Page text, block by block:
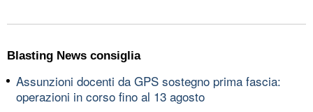
Blasting News consiglia
Assunzioni docenti da GPS sostegno prima fascia:
operazioni in corso fino al 13 agosto